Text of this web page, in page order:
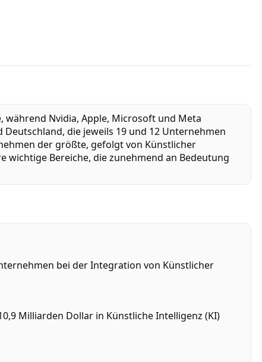
Nvidia, Apple, Microsoft und Meta
die jeweils 19 und 12 Unternehmen
der größte, gefolgt von Künstlicher
wichtige Bereiche, die zunehmend an Bedeutung
bei der Integration von Künstlicher
Milliarden Dollar in Künstliche Intelligenz (KI)